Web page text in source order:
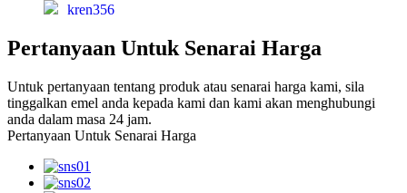
kren356
Pertanyaan Untuk Senarai Harga
Untuk pertanyaan tentang produk atau senarai harga kami, sila
tinggalkan emel anda kepada kami dan kami akan menghubungi
anda dalam masa 24 jam.
Pertanyaan Untuk Senarai Harga